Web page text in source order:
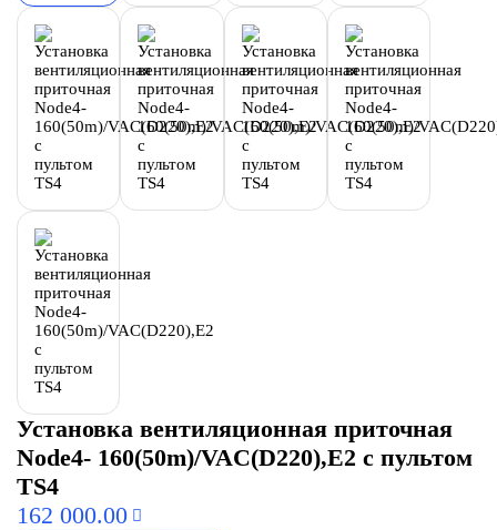
Установка вентиляционная приточная
Node4- 160(50m)/VAC(D220),E2 с пультом
TS4
162 000.00